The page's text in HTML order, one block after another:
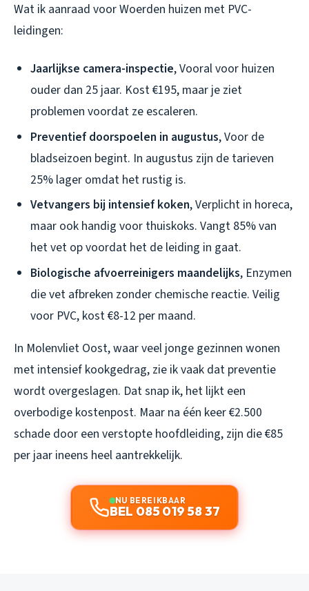
Wat ik aanraad voor Woerden huizen met PVC-
leidingen:
Jaarlijkse camera-inspectie, Vooral voor huizen
ouder dan 25 jaar. Kost €195, maar je ziet
problemen voordat ze escaleren.
Preventief doorspoelen in augustus, Voor de
bladseizoen begint. In augustus zijn de tarieven
25% lager omdat het rustig is.
Vetvangers bij intensief koken, Verplicht in horeca,
maar ook handig voor thuiskoks. Vangt 85% van
het vet op voordat het de leiding in gaat.
Biologische afvoerreinigers maandelijks, Enzymen
die vet afbreken zonder chemische reactie. Veilig
voor PVC, kost €8-12 per maand.
In Molenvliet Oost, waar veel jonge gezinnen wonen
met intensief kookgedrag, zie ik vaak dat preventie
wordt overgeslagen. Dat snap ik, het lijkt een
overbodige kostenpost. Maar na één keer €2.500
schade door een verstopte hoofdleiding, zijn die €85
per jaar ineens heel aantrekkelijk.
NU BEREIKBAAR
BEL 085 019 58 37